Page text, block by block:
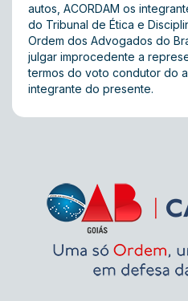
autos, ACORDAM os
do Tribunal de Ética e
Ordem dos Advogados do
julgar improcedente a
termos do voto condutor do
integrante do presente.